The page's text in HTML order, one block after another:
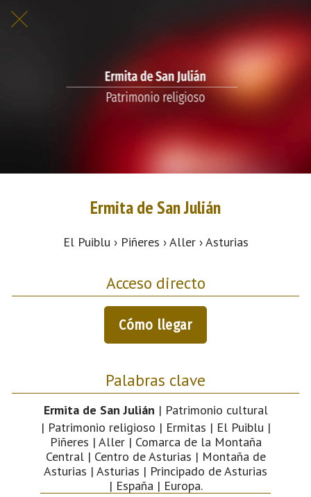
Ermita de San Julián
El Puiblu › Piñeres › Aller › Asturias
Acceso directo
Cómo llegar
Palabras clave
Ermita de San Julián | Patrimonio cultural
| Patrimonio religioso | Ermitas | El Puiblu |
Piñeres | Aller | Comarca de la Montaña
Central | Centro de Asturias | Montaña de
Asturias | Asturias | Principado de Asturias
| España | Europa.